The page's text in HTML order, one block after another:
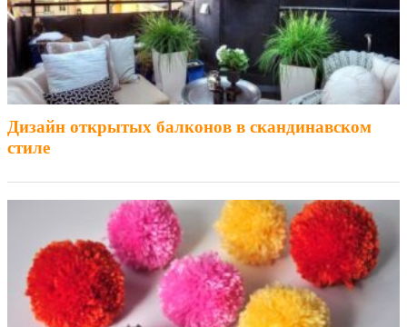
Дизайн открытых балконов в скандинавском
стиле